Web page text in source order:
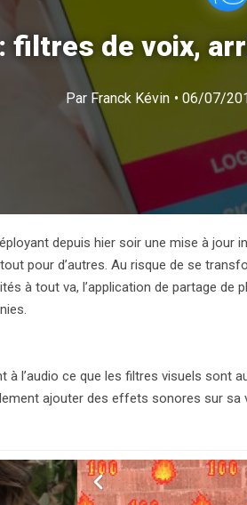
filtres de voix,
Par Franck Kévin • 06/07/
depuis hier soir une mise à jour
pour d’autres. Au risque de se
à tout va, l’application de partage de
à l’audio ce que les filtres visuels sont
ajouter des effets sonores sur sa